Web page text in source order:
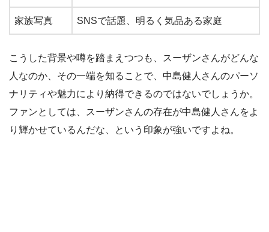
家族写真 SNSで話題、明るく気品ある家庭
こうした背景や噂を踏まえつつも、スーザンさんがどんな
人なのか、その一端を知ることで、中島健人さんのパーソ
ナリティや魅力により納得できるのではないでしょうか。
ファンとしては、スーザンさんの存在が中島健人さんをよ
り輝かせているんだな、という印象が強いですよね。